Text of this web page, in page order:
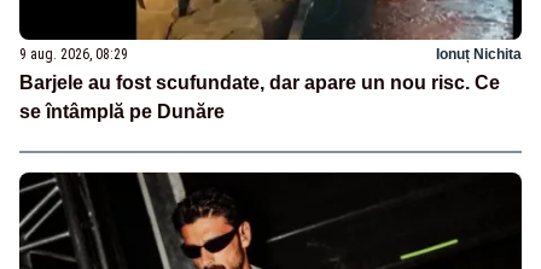
9 aug. 2026, 08:29 Ionuț Nichita
Barjele au fost scufundate, dar apare un nou risc. Ce
se întâmplă pe Dunăre